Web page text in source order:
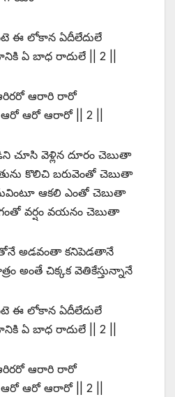
ఈ లోకాన ఏదీలేదులే
ఏ బాధ రాదులే || 2 ||
ఆరారి రారో
ఆరో ఆరారో || 2 ||
చూసి వెళ్లిన దూరం చెబుతా
కొలిచి బరువెంతో చెబుతా
ఆకలి ఎంతో చెబుతా
వర్షం వయనం చెబుతా
అడవంతా కనిపెడతానే
అంతే చిక్కక వెతికేస్తున్నానే
ఈ లోకాన ఏదీలేదులే
ఏ బాధ రాదులే || 2 ||
ఆరారి రారో
ఆరో ఆరారో || 2 ||